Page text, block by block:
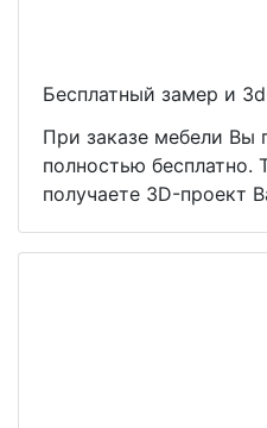
Бесплатный замер и
При заказе мебели Вы
полностью бесплатно.
получаете 3D-проект